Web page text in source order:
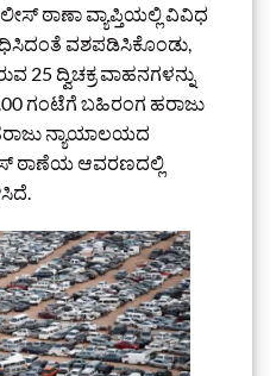
ಠಾಣಾ ವ್ಯಾಪ್ತಿಯಲ್ಲಿ ವಿವಿಧ
ವಶಪಡಿಸಿಕೊಂಡು,
25 ದ್ವಿಚಕ್ರ ವಾಹನಗಳನ್ನು
ಗಂಟೆಗೆ ಬಹಿರಂಗ ಹರಾಜು
ನ್ಯಾಯಾಲಯದ
ಠಾಣೆಯ ಆವರಣದಲ್ಲಿ